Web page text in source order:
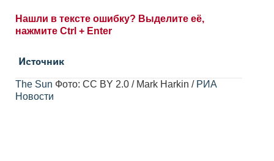
Нашли в тексте ошибку? Выделите её,
нажмите Ctrl + Enter
Источник
The Sun Фото: CC BY 2.0 / Mark Harkin / РИА
Новости